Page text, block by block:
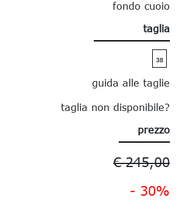
fondo cuoio
taglia
38
guida alle taglie
taglia non disponibile?
prezzo
€ 245,00
- 30%